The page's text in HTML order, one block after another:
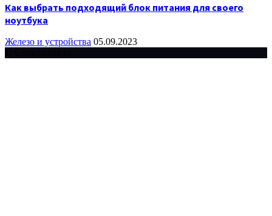
Как выбрать подходящий блок питания для своего
ноутбука
Железо и устройства 05.09.2023